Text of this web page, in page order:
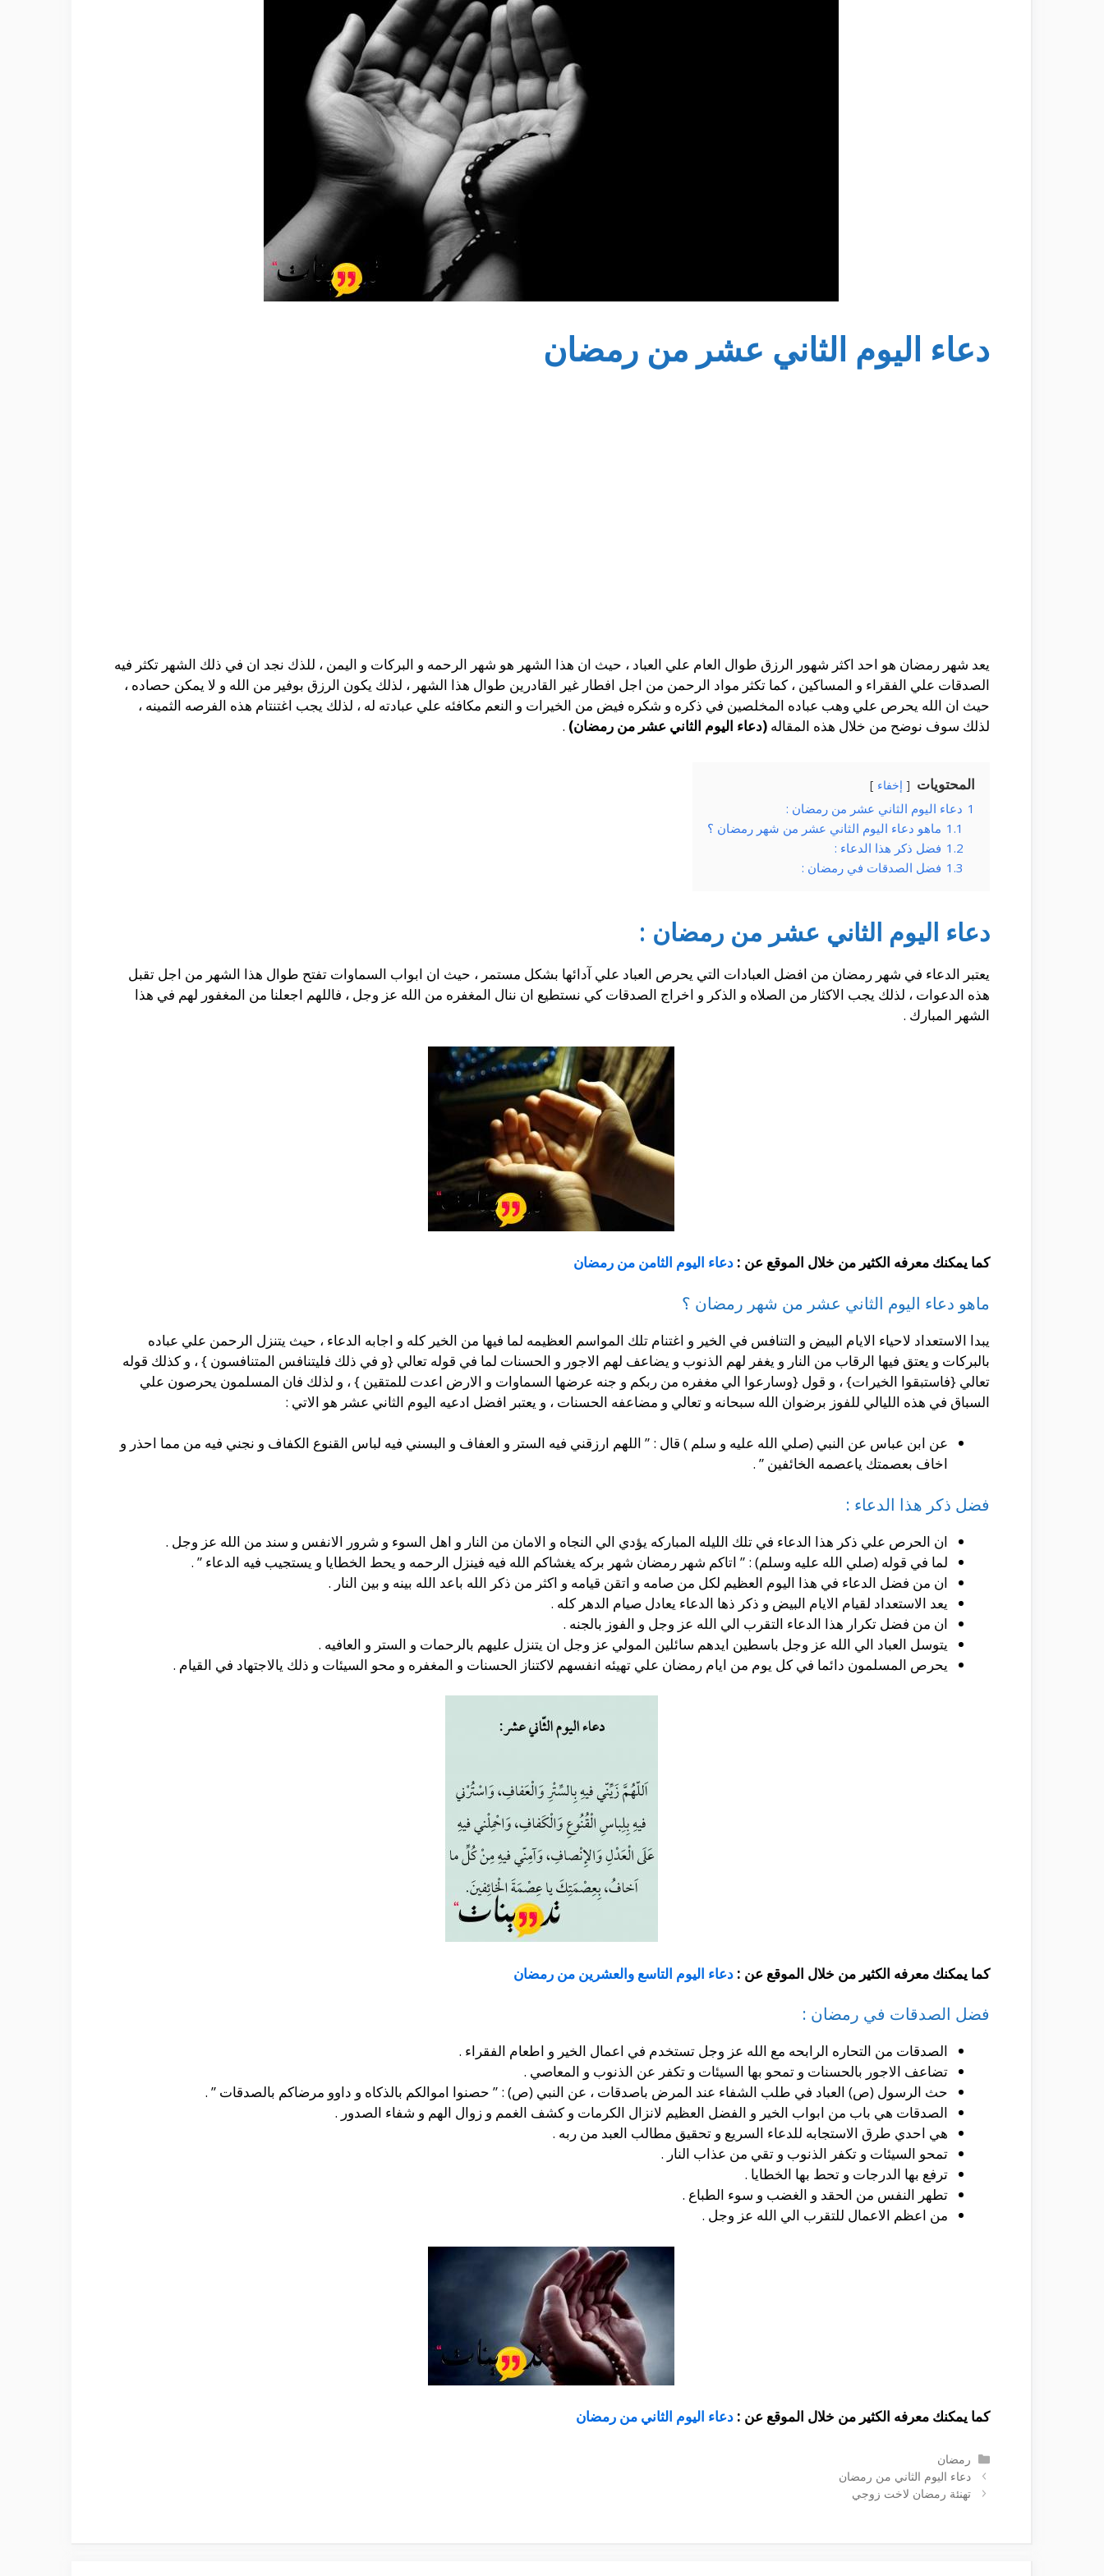
دعاء اليوم الثاني عشر من رمضان
يعد شهر رمضان هو احد اكثر شهور الرزق طوال العام علي العباد ، حيث ان هذا الشهر هو شهر الرحمه و البركات و اليمن ، للذك نجد ان في ذلك الشهر تكثر فيه
الصدقات علي الفقراء و المساكين ، كما تكثر مواد الرحمن من اجل افطار غير القادرين طوال هذا الشهر ، لذلك يكون الرزق بوفير من الله و لا يمكن حصاده ،
حيث ان الله يحرص علي وهب عباده المخلصين في ذكره و شكره فيض من الخيرات و النعم مكافئه علي عبادته له ، لذلك يجب اغتنتام هذه الفرصه الثمينه ،
لذلك سوف نوضح من خلال هذه المقاله (دعاء اليوم الثاني عشر من رمضان) .
المحتويات إخفاء
1 دعاء اليوم الثاني عشر من رمضان :
1.1 ماهو دعاء اليوم الثاني عشر من شهر رمضان ؟
1.2 فضل ذكر هذا الدعاء :
1.3 فضل الصدقات في رمضان :
دعاء اليوم الثاني عشر من رمضان :
يعتبر الدعاء في شهر رمضان من افضل العبادات التي يحرص العباد علي آدائها بشكل مستمر ، حيث ان ابواب السماوات تفتح طوال هذا الشهر من اجل تقبل
هذه الدعوات ، لذلك يجب الاكثار من الصلاه و الذكر و اخراج الصدقات كي نستطيع ان ننال المغفره من الله عز وجل ، فاللهم اجعلنا من المغفور لهم في هذا
الشهر المبارك .
كما يمكنك معرفه الكثير من خلال الموقع عن : دعاء اليوم الثامن من رمضان
ماهو دعاء اليوم الثاني عشر من شهر رمضان ؟
يبدا الاستعداد لاحياء الايام البيض و التنافس في الخير و اغتنام تلك المواسم العظيمه لما فيها من الخير كله و اجابه الدعاء ، حيث يتنزل الرحمن علي عباده
بالبركات و يعتق فيها الرقاب من النار و يغفر لهم الذنوب و يضاعف لهم الاجور و الحسنات لما في قوله تعالي {و في ذلك فليتنافس المتنافسون } ، و كذلك قوله
تعالي {فاستبقوا الخيرات} ، و قول {وسارعوا الي مغفره من ربكم و جنه عرضها السماوات و الارض اعدت للمتقين } ، و لذلك فان المسلمون يحرصون علي
السباق في هذه الليالي للفوز برضوان الله سبحانه و تعالي و مضاعفه الحسنات ، و يعتبر افضل ادعيه اليوم الثاني عشر هو الاتي :
عن ابن عباس عن النبي (صلي الله عليه و سلم ) قال : ” اللهم ارزقني فيه الستر و العفاف و البسني فيه لباس القنوع الكفاف و نجني فيه من مما احذر و
اخاف بعصمتك ياعصمه الخائفين ” .
فضل ذكر هذا الدعاء :
ان الحرص علي ذكر هذا الدعاء في تلك الليله المباركه يؤدي الي النجاه و الامان من النار و اهل السوء و شرور الانفس و سند من الله عز وجل .
لما في قوله (صلي الله عليه وسلم) : ” اتاكم شهر رمضان شهر بركه يغشاكم الله فيه فينزل الرحمه و يحط الخطايا و يستجيب فيه الدعاء ” .
ان من فضل الدعاء في هذا اليوم العظيم لكل من صامه و اتقن قيامه و اكثر من ذكر الله باعد الله بينه و بين النار .
يعد الاستعداد لقيام الايام البيض و ذكر ذها الدعاء يعادل صيام الدهر كله .
ان من فضل تكرار هذا الدعاء التقرب الي الله عز وجل و الفوز بالجنه .
يتوسل العباد الي الله عز وجل باسطين ايدهم سائلين المولي عز وجل ان يتنزل عليهم بالرحمات و الستر و العافيه .
يحرص المسلمون دائما في كل يوم من ايام رمضان علي تهيئه انفسهم لاكتناز الحسنات و المغفره و محو السيئات و ذلك يالاجتهاد في القيام .
كما يمكنك معرفه الكثير من خلال الموقع عن : دعاء اليوم التاسع والعشرين من رمضان
فضل الصدقات في رمضان :
الصدقات من التحاره الرابحه مع الله عز وجل تستخدم في اعمال الخير و اطعام الفقراء .
تضاعف الاجور بالحسنات و تمحو بها السيئات و تكفر عن الذنوب و المعاصي .
حث الرسول (ص) العباد في طلب الشفاء عند المرض باصدقات ، عن النبي (ص) : ” حصنوا اموالكم بالذكاه و داوو مرضاكم بالصدقات ” .
الصدقات هي باب من ابواب الخير و الفضل العظيم لانزال الكرمات و كشف الغمم و زوال الهم و شفاء الصدور .
هي احدي طرق الاستجابه للدعاء السريع و تحقيق مطالب العبد من ربه .
تمحو السيئات و تكفر الذنوب و تقي من عذاب النار .
ترفع بها الدرجات و تحط بها الخطايا .
تطهر النفس من الحقد و الغضب و سوء الطباع .
من اعظم الاعمال للتقرب الي الله عز وجل .
كما يمكنك معرفه الكثير من خلال الموقع عن : دعاء اليوم الثاني من رمضان
التصنيفات
رمضان
دعاء اليوم الثاني من رمضان
تهنئة رمضان لاخت زوجي